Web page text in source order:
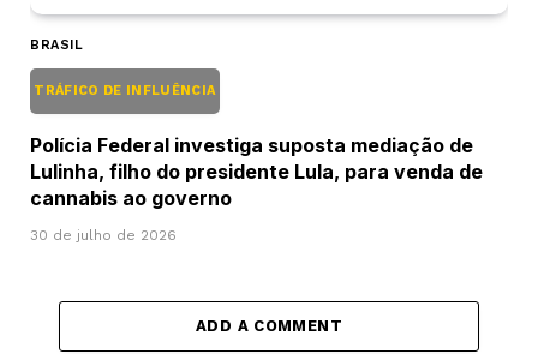
BRASIL
TRÁFICO DE INFLUÊNCIA
Polícia Federal investiga suposta mediação de
Lulinha, filho do presidente Lula, para venda de
cannabis ao governo
30 de julho de 2026
ADD A COMMENT